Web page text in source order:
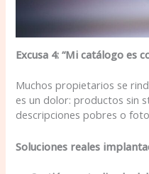
Excusa 4: “Mi catálogo es
Muchos propietarios se
es un dolor: productos sin
descripciones pobres o
Soluciones reales